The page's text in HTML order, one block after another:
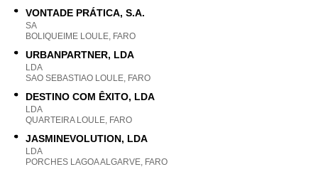
VONTADE PRÁTICA, S.A.
SA
BOLIQUEIME LOULE, FARO
URBANPARTNER, LDA
LDA
SAO SEBASTIAO LOULE, FARO
DESTINO COM ÊXITO, LDA
LDA
QUARTEIRA LOULE, FARO
JASMINEVOLUTION, LDA
LDA
PORCHES LAGOA ALGARVE, FARO